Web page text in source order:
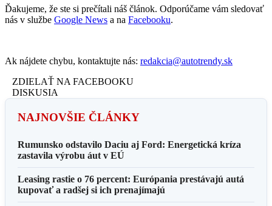
Ďakujeme, že ste si prečítali náš článok. Odporúčame vám sledovať
nás v službe Google News a na Facebooku.
Ak nájdete chybu, kontaktujte nás: redakcia@autotrendy.sk
ZDIELAŤ NA FACEBOOKU
DISKUSIA
NAJNOVŠIE ČLÁNKY
Rumunsko odstavilo Daciu aj Ford: Energetická kríza
zastavila výrobu áut v EÚ
Leasing rastie o 76 percent: Európania prestávajú autá
kupovať a radšej si ich prenajímajú